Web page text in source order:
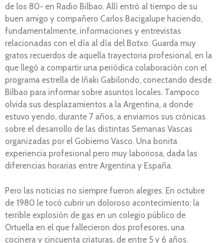
de los 80- en Radio Bilbao. Allí entró al tiempo de su
buen amigo y compañero Carlos Bacigalupe haciendo,
fundamentalmente, informaciones y entrevistas
relacionadas con el día al día del Botxo. Guarda muy
gratos recuerdos de aquella trayectoria profesional, en la
que llegó a compartir una periódica colaboración con el
programa estrella de Iñaki Gabilondo, conectando desde
Bilbao para informar sobre asuntos locales. Tampoco
olvida sus desplazamientos a la Argentina, a donde
estuvo yendo, durante 7 años, a enviarnos sus crónicas
sobre el desarrollo de las distintas Semanas Vascas
organizadas por el Gobierno Vasco. Una bonita
experiencia profesional pero muy laboriosa, dada las
diferencias horarias entre Argentina y España.
Pero las noticias no siempre fueron alegres. En octubre
de 1980 le tocó cubrir un doloroso acontecimiento: la
terrible explosión de gas en un colegio público de
Ortuella en el que fallecieron dos profesores, una
cocinera y cincuenta criaturas, de entre 5 y 6 años.